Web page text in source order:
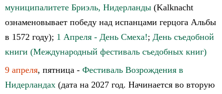
муниципалитете Бриэль, Нидерланды (Kalknacht
ознаменовывает победу над испанцами герцога Альбы
в 1572 году); 1 Апреля - День Смеха!; День съедобной
книги (Международный фестиваль съедобных книг)
9 апреля, пятница - Фестиваль Возрождения в
Нидерландах (дата на 2027 год. Начинается во вторую